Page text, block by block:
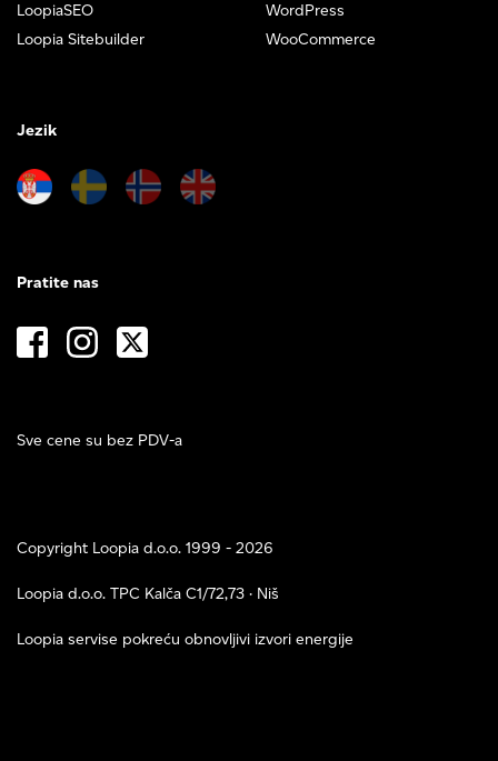
LoopiaSEO
Loopia Sitebuilder
WordPress
WooCommerce
Jezik
Sve cene su bez PDV-a
Pratite nas
Copyright Loopia d.o.o. 1999 - 2026
Loopia d.o.o. TPC Kalča C1/72,73 · Niš
Loopia servise pokreću obnovljivi izvori energije